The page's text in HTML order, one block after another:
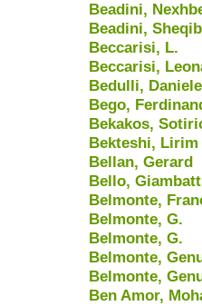
Beadini,
Beadini,
Beccarisi, L.
Beccarisi,
Bedulli, Daniele
Bego,
Bekakos,
Bekteshi, Lirim
Bellan, Gerard
Bello,
Belmonte,
Belmonte, G.
Belmonte, G.
Belmonte,
Belmonte,
Ben Amor,